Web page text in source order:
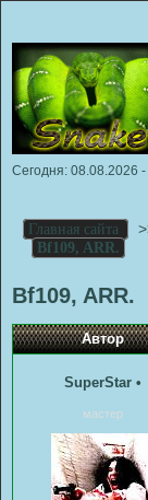
Сегодня: 08.08.2026
Главная сайта
Bf109, ARR.
Bf109, ARR.
Автор
SuperStar •
мастер